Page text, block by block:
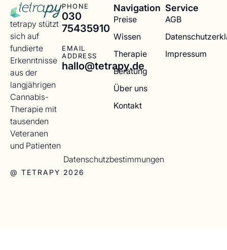
tetrapy stützt
sich auf
fundierte
Erkenntnisse
aus der
langjährigen
Cannabis-
Therapie mit
tausenden
Veteranen
und Patienten
PHONE
030
75435910
EMAIL
ADDRESS
hallo@tetrapy.de
Navigation
Preise
Wissen
Therapie
Beratung
Über uns
Kontakt
Service
AGB
Impressum
@ TETRAPY 2026
Datenschutzbestimmungen